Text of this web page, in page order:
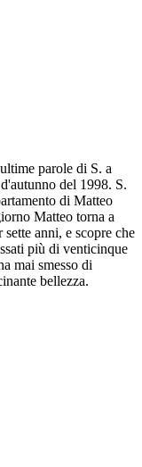
parole di S. a
del 1998. S.
di Matteo
Matteo torna a
anni, e scopre che
più di venticinque
mai smesso di
bellezza.